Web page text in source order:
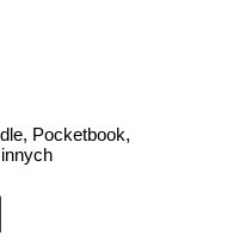
Pocketbook,